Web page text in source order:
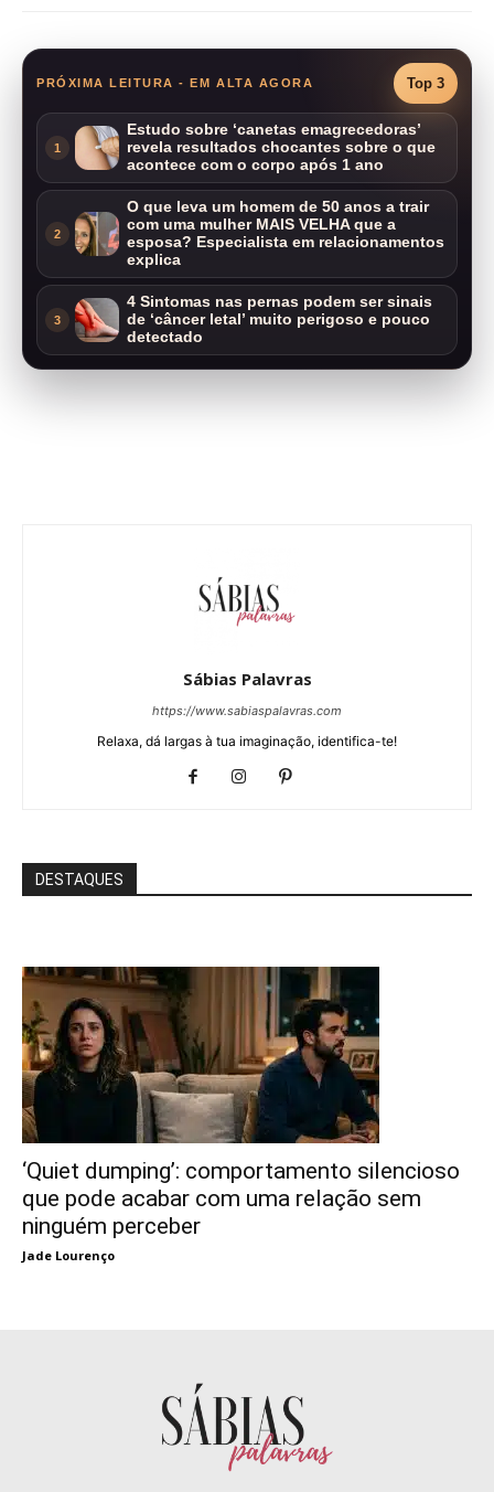
PRÓXIMA LEITURA - EM ALTA AGORA Top 3
1
Estudo sobre ‘canetas emagrecedoras’
revela resultados chocantes sobre o que
acontece com o corpo após 1 ano
2
O que leva um homem de 50 anos a trair
com uma mulher MAIS VELHA que a
esposa? Especialista em relacionamentos
explica
3
4 Sintomas nas pernas podem ser sinais
de ‘câncer letal’ muito perigoso e pouco
detectado
Sábias Palavras
https://www.sabiaspalavras.com
Relaxa, dá largas à tua imaginação, identifica-te!
DESTAQUES
‘Quiet dumping’: comportamento silencioso
que pode acabar com uma relação sem
ninguém perceber
Jade Lourenço